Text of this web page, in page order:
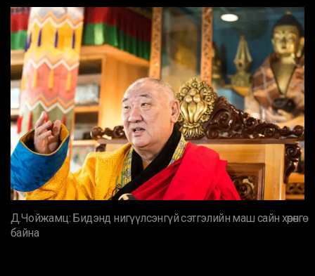
Д.Чойжамц: Бидэнд нигүүлсэнгүй сэтгэлийн маш сайн хөрөнгө
байна